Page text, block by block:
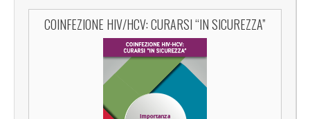
COINFEZIONE HIV/HCV: CURARSI “IN SICUREZZA”